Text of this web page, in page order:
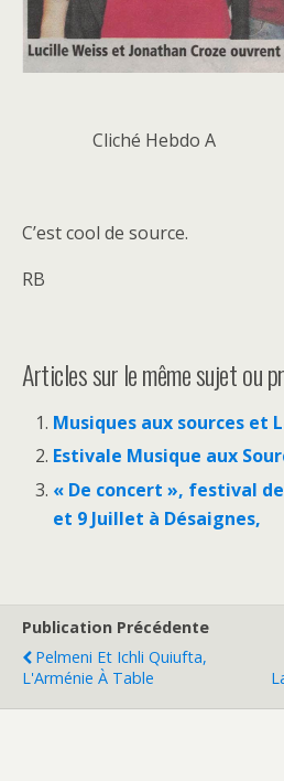
Cliché Hebdo A
C’est cool de source.
RB
Articles sur le même sujet ou
Musiques aux sources et
Estivale Musique aux
« De concert », festival
et 9 Juillet à Désaignes,
Publication Précédente
Pelmeni Et Ichli Quiufta,
L'Arménie À Table